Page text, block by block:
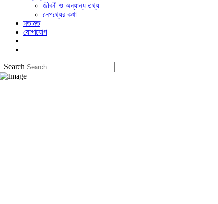
জীবনী ও অন্যান্য তথ্য
নেপথ্যের কথা
মতামত
যোগাযোগ
Search